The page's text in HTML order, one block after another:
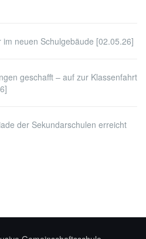
neuen Schulgebäude [02.05.26]
geschafft – auf zur Klassenfahrt
der Sekundarschulen erreicht